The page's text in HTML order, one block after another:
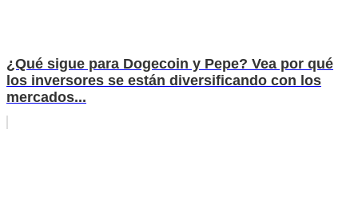
¿Qué sigue para Dogecoin y Pepe? Vea por qué
los inversores se están diversificando con los
mercados...